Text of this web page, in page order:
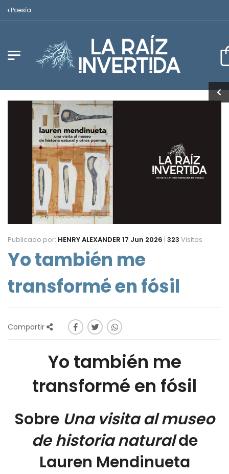
Publicado por: HENRY ALEXANDER 17 Jun 2026 | 323 Visitas
Yo también me
transformé en fósil
Compartir
Yo también me
transformé en fósil
Sobre Una visita al museo
de historia naturalde
Lauren Mendinueta